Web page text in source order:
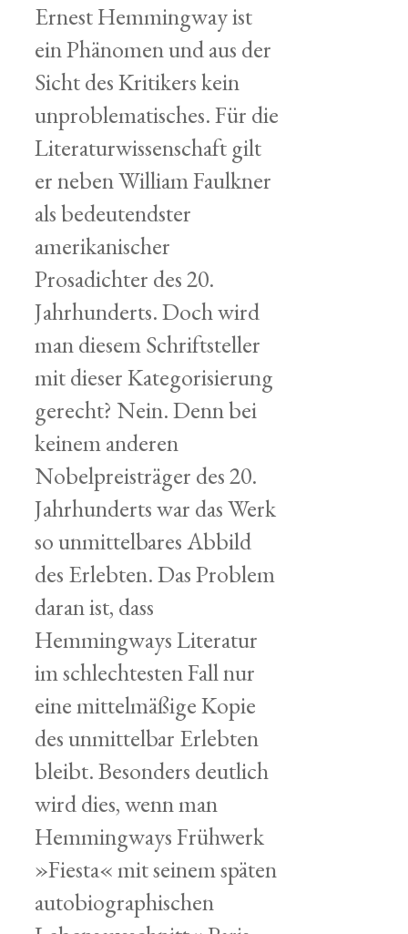
Ernest Hemmingway ist
ein Phänomen und aus der
Sicht des Kritikers kein
unproblematisches. Für die
Literaturwissenschaft gilt
er neben William Faulkner
als bedeutendster
amerikanischer
Prosadichter des 20.
Jahrhunderts. Doch wird
man diesem Schriftsteller
mit dieser Kategorisierung
gerecht? Nein. Denn bei
keinem anderen
Nobelpreisträger des 20.
Jahrhunderts war das Werk
so unmittelbares Abbild
des Erlebten. Das Problem
daran ist, dass
Hemmingways Literatur
im schlechtesten Fall nur
eine mittelmäßige Kopie
des unmittelbar Erlebten
bleibt. Besonders deutlich
wird dies, wenn man
Hemmingways Frühwerk
»Fiesta« mit seinem späten
autobiographischen